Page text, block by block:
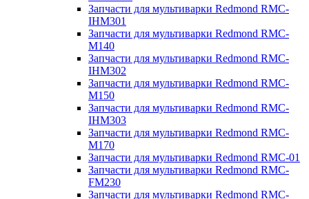
Запчасти для мультиварки Redmond RMC-
IHM301
Запчасти для мультиварки Redmond RMC-
M140
Запчасти для мультиварки Redmond RMC-
IHM302
Запчасти для мультиварки Redmond RMC-
M150
Запчасти для мультиварки Redmond RMC-
IHM303
Запчасти для мультиварки Redmond RMC-
M170
Запчасти для мультиварки Redmond RMC-01
Запчасти для мультиварки Redmond RMC-
FM230
Запчасти для мультиварки Redmond RMC-